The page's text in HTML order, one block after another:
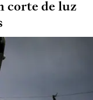
corte de luz